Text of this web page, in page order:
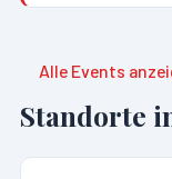
Alle Events
Standorte